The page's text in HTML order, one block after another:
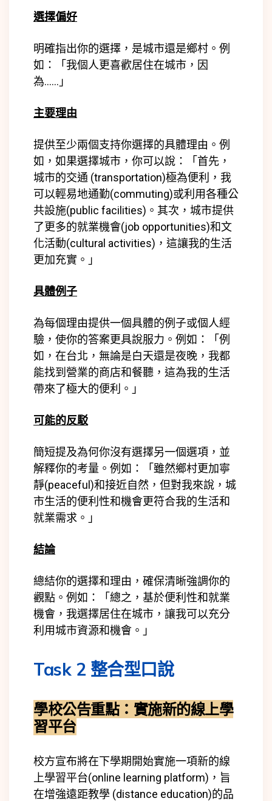
選擇偏好
明確指出你的選擇，是城市還是鄉村。 例
如：「我個人更喜歡居住在城市，因
為……」
主要理由
提供至少兩個支持你選擇的具體理由。 例
如，如果選擇城市，你可以說：「首先，
城市的交通 (transportation)極為便利，我
可以輕易地通勤(commuting)或利用各種公
共設施(public facilities) 。其次，城市提供
了更多的就業機會(job opportunities)和文
化活動(cultural activities) ，這讓我的生活
更加充實。」
具體例子
為每個理由提供一個具體的例子或個人經
驗，使你的答案更具說服力。 例如：「例
如，在台北，無論是白天還是夜晚，我都
能找到營業的商店和餐聽，這為我的生活
帶來了極大的便利。」
可能的反駁
簡短提及為何你沒有選擇另一個選項，並
解釋你的考量。 例如：「雖然鄉村更加寧
靜(peaceful)和接近自然，但對我來說，城
市生活的便利性和機會更符合我的生活和
就業需求。」
結論
總結你的選擇和理由，確保清晰強調你的
觀點。 例如：「總之，基於便利性和就業
機會，我選擇居住在城市，讓我可以充分
利用城市資源和機會。」
Task 2 整合型口說
學校公告重點：實施新的線上學
習平台
校方宣布將在下學期開始實施一項新的線
上學習平台(online learning platform)，旨
在增強遠距教學 (distance education)的品